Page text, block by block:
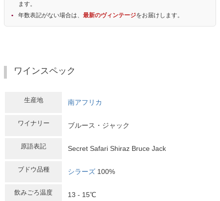
ます。
年数表記がない場合は、 最新のヴィンテージをお届けします。
ワインスペック
生産地 南アフリカ
ワイナリー ブルース・ジャック
原語表記 Secret Safari Shiraz Bruce Jack
ブドウ品種 シラーズ 100%
飲みごろ温度 13 - 15℃